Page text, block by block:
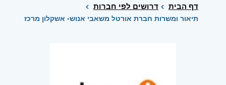
דף הבית דרושים לפי חברות
תיאור ומשרות חברת אורטל משאבי אנוש- אשקלון מרכז